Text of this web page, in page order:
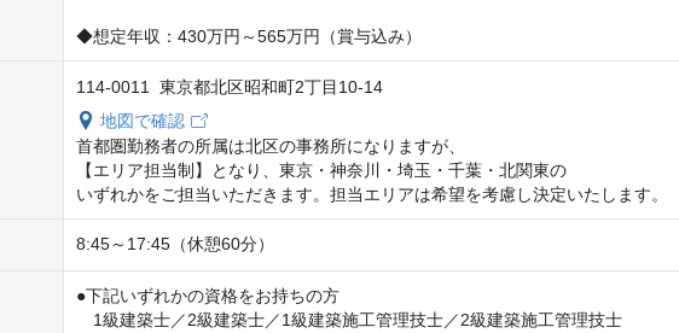
◆想定年収：430万円～565万円（賞与込み）
114-0011 東京都北区昭和町2丁目10-14
地図で確認
首都圏勤務者の所属は北区の事務所になりますが、
【エリア担当制】となり、東京・神奈川・埼玉・千葉・北関東の
いずれかをご担当いただきます。担当エリアは希望を考慮し決定いたします。
8:45～17:45（休憩60分）
●下記いずれかの資格をお持ちの方
1級建築士／2級建築士／1級建築施工管理技士／2級建築施工管理技士